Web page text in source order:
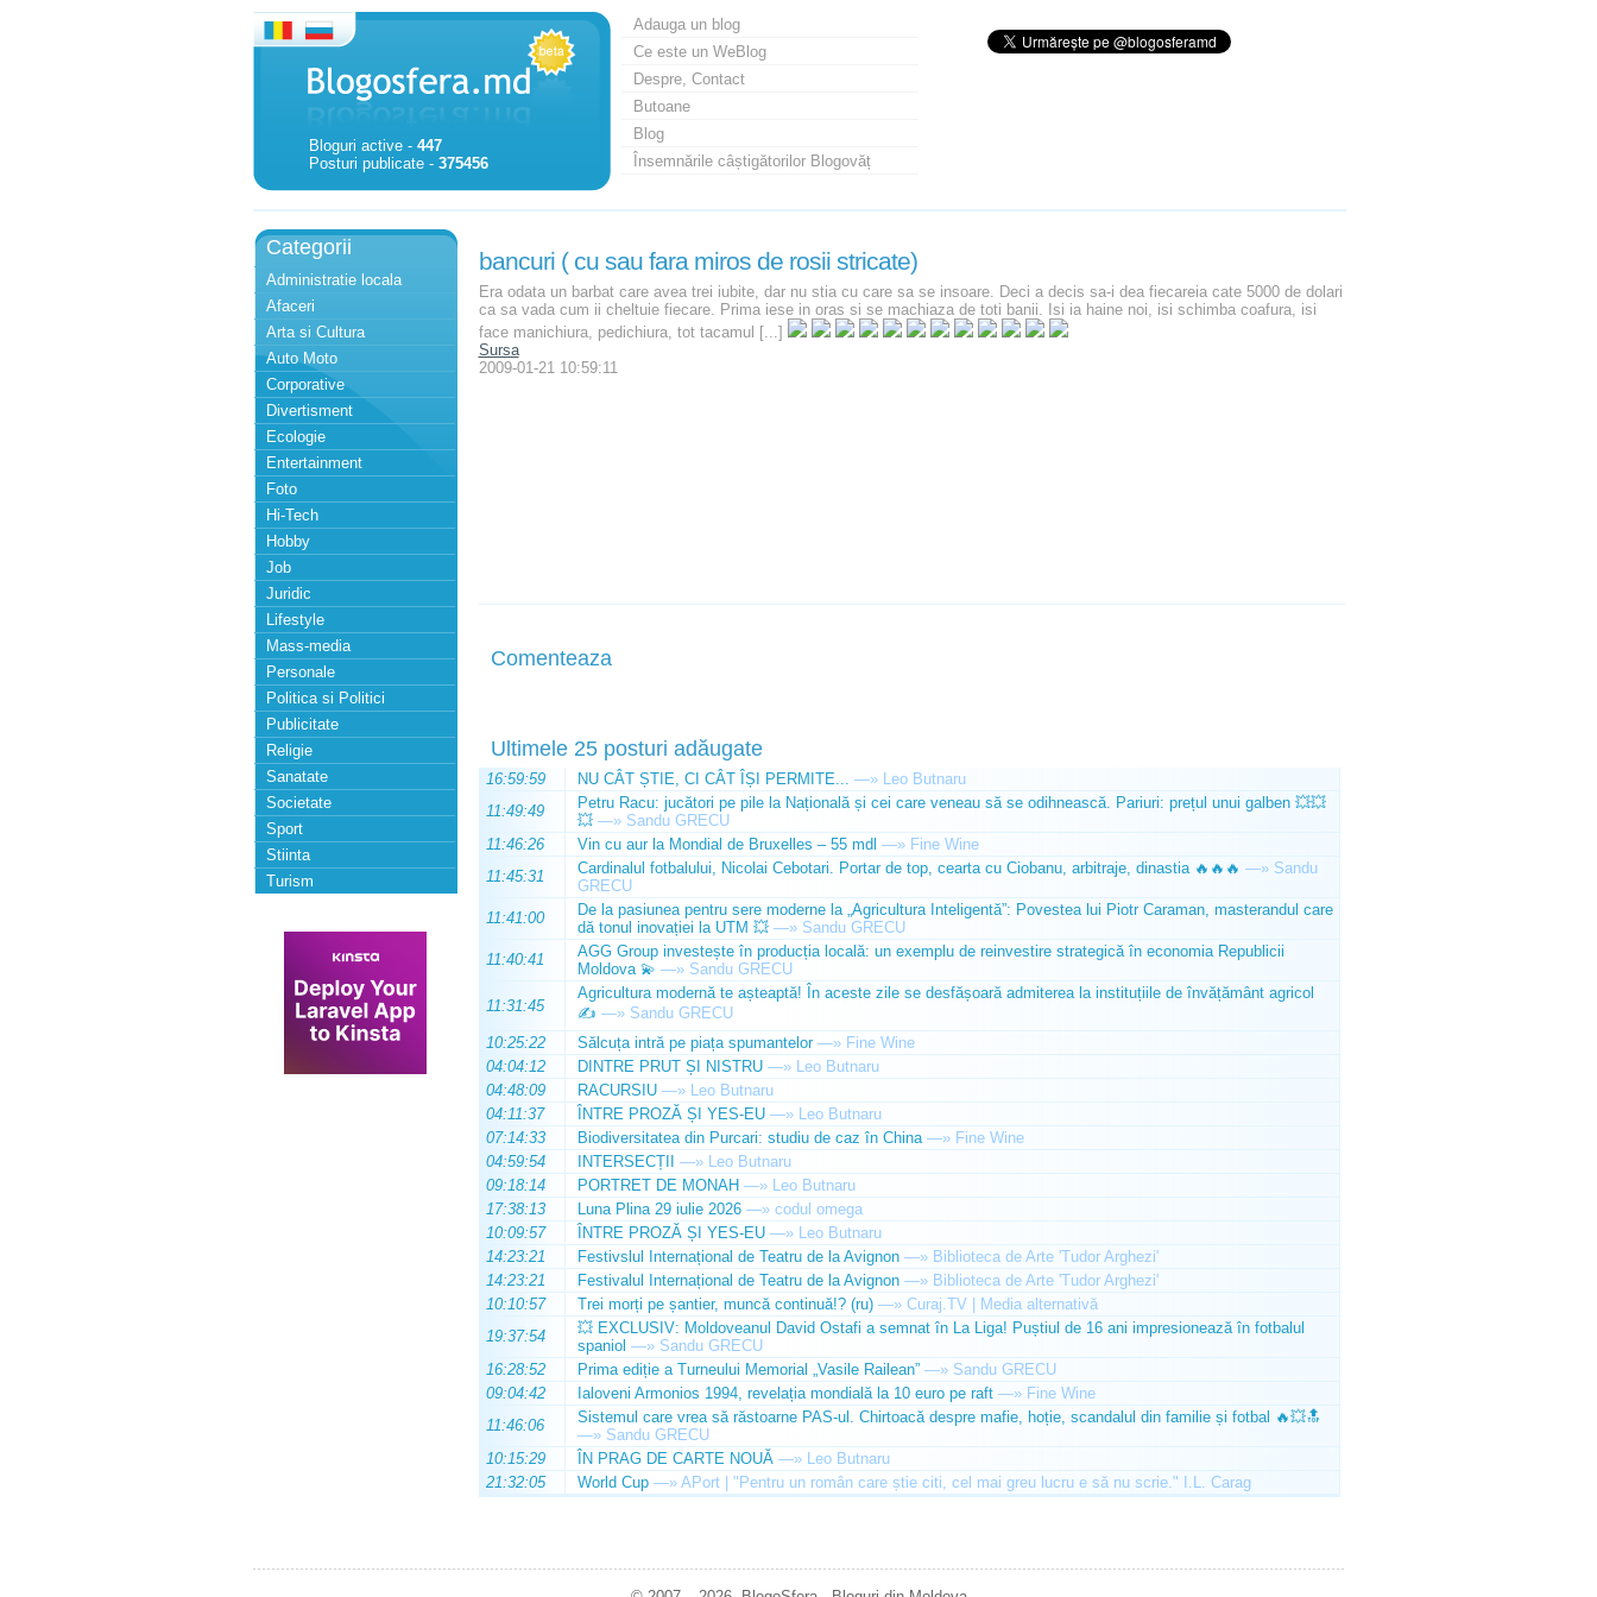
Bloguri active - 447
Posturi publicate - 375456
Adauga un blog
Ce este un WeBlog
Despre, Contact
Butoane
Blog
Însemnările câștigătorilor Blogovăț
Categorii
Administratie locala
Afaceri
Arta si Cultura
Auto Moto
Corporative
Divertisment
Ecologie
Entertainment
Foto
Hi-Tech
Hobby
Job
Juridic
Lifestyle
Mass-media
Personale
Politica si Politici
Publicitate
Religie
Sanatate
Societate
Sport
Stiinta
Turism
bancuri ( cu sau fara miros de rosii stricate)
Era odata un barbat care avea trei iubite, dar nu stia cu care sa se insoare. Deci a decis sa-i dea fiecareia cate 5000 de dolari
ca sa vada cum ii cheltuie fiecare. Prima iese in oras si se machiaza de toti banii. Isi ia haine noi, isi schimba coafura, isi
face manichiura, pedichiura, tot tacamul [...]
Sursa
2009-01-21 10:59:11
Comenteaza
Ultimele 25 posturi adăugate
16:59:59 NU CÂT ȘTIE, CI CÂT ÎȘI PERMITE... —» Leo Butnaru
11:49:49
Petru Racu: jucători pe pile la Națională și cei care veneau să se odihnească. Pariuri: prețul unui galben 💥💥
💥 —» Sandu GRECU
11:46:26
Vin cu aur la Mondial de Bruxelles – 55 mdl —» Fine Wine
11:45:31
Cardinalul fotbalului, Nicolai Cebotari. Portar de top, cearta cu Ciobanu, arbitraje, dinastia 🔥🔥🔥 —» Sandu
GRECU
11:41:00
De la pasiunea pentru sere moderne la „Agricultura Inteligentă”: Povestea lui Piotr Caraman, masterandul care
dă tonul inovației la UTM 💥 —» Sandu GRECU
11:40:41
AGG Group investește în producția locală: un exemplu de reinvestire strategică în economia Republicii
Moldova 💫 —» Sandu GRECU
11:31:45
Agricultura modernă te așteaptă! În aceste zile se desfășoară admiterea la instituțiile de învățământ agricol
✍️ —» Sandu GRECU
10:25:22
Sălcuța intră pe piața spumantelor —» Fine Wine
04:04:12
DINTRE PRUT ȘI NISTRU —» Leo Butnaru
04:48:09
RACURSIU —» Leo Butnaru
04:11:37
ÎNTRE PROZĂ ȘI YES-EU —» Leo Butnaru
07:14:33
Biodiversitatea din Purcari: studiu de caz în China —» Fine Wine
04:59:54
INTERSECȚII —» Leo Butnaru
09:18:14
PORTRET DE MONAH —» Leo Butnaru
17:38:13
Luna Plina 29 iulie 2026 —» codul omega
10:09:57
ÎNTRE PROZĂ ȘI YES-EU —» Leo Butnaru
14:23:21
Festivslul Internațional de Teatru de la Avignon —» Biblioteca de Arte 'Tudor Arghezi'
14:23:21
Festivalul Internațional de Teatru de la Avignon —» Biblioteca de Arte 'Tudor Arghezi'
10:10:57
Trei morți pe șantier, muncă continuă!? (ru) —» Curaj.TV | Media alternativă
19:37:54
💥 EXCLUSIV: Moldoveanul David Ostafi a semnat în La Liga! Puștiul de 16 ani impresionează în fotbalul
spaniol —» Sandu GRECU
16:28:52
Prima ediție a Turneului Memorial „Vasile Railean” —» Sandu GRECU
09:04:42
Ialoveni Armonios 1994, revelația mondială la 10 euro pe raft —» Fine Wine
11:46:06
Sistemul care vrea să răstoarne PAS-ul. Chirtoacă despre mafie, hoție, scandalul din familie și fotbal 🔥💥🔝
—» Sandu GRECU
10:15:29
ÎN PRAG DE CARTE NOUĂ —» Leo Butnaru
21:32:05
World Cup —» APort | "Pentru un român care știe citi, cel mai greu lucru e să nu scrie." I.L. Carag